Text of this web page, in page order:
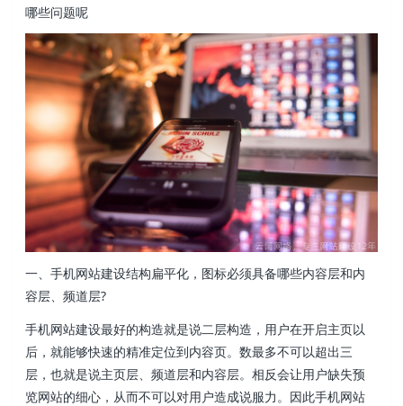
哪些问题呢
一、手机网站建设结构扁平化，图标必须具备哪些内容层和内
容层、频道层?
手机网站建设最好的构造就是说二层构造，用户在开启主页以
后，就能够快速的精准定位到内容页。数最多不可以超出三
层，也就是说主页层、频道层和内容层。相反会让用户缺失预
览网站的细心，从而不可以对用户造成说服力。因此手机网站